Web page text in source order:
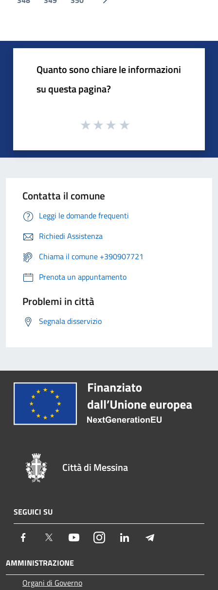
Pagina successiva
Quanto sono chiare le informazioni
su questa pagina?
Contatta il comune
Leggi le domande frequenti
Richiedi Assistenza
Chiama il comune +390907721
Prenota un appuntamento
Problemi in città
Segnala disservizio
Città di Messina
SEGUICI SU
Facebook Twitter YoutubeInstagram LinkedIn
AMMINISTRAZIONE
Organi di Governo